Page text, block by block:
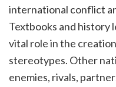
international conflict
Textbooks and history
vital role in the
stereotypes. Other
enemies, rivals,